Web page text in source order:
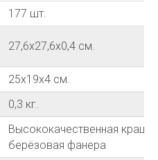
177 шт.
27,6х27,6х0,4 см.
25х19х4 см.
0,3 кг.
Высококачественная
берёзовая фанера